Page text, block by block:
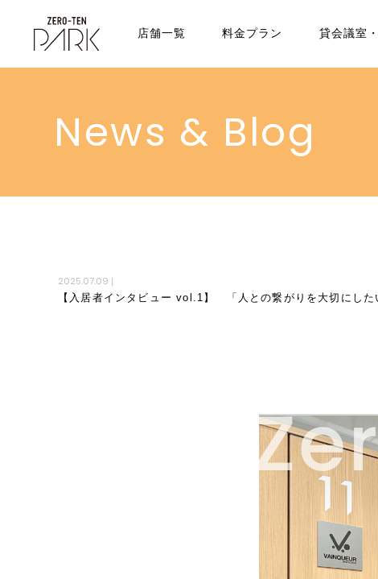
店舗一覧 料金プラン 貸会議室
News & Blog
2025.07.09
【入居者インタビュー vol.1】 「人との繋がりを大切にし